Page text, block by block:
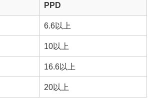
PPD
6.6以上
10以上
16.6以上
20以上